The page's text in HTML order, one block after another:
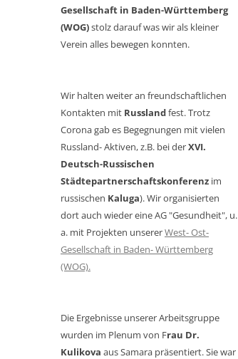
Gesellschaft in Baden-Württemberg
(WOG)stolz darauf was wir als kleiner
Verein alles bewegen konnten.
Wir halten weiter an freundschaftlichen
Kontakten mit Russlandfest. Trotz
Corona gab es Begegnungen mit vielen
Russland- Aktiven, z.B. bei derXVI.
Deutsch-Russischen
Städtepartnerschaftskonferenz im
russischen Kaluga). Wir organisierten
dort auch wieder eine AG "Gesundheit", u.
a. mit Projekten unsererWest- Ost-
Gesellschaft in Baden- Württemberg
(WOG).
Die Ergebnisse unserer Arbeitsgruppe
wurden im Plenum von Frau Dr.
Kulikova aus Samara präsentiert. Sie war